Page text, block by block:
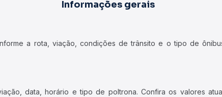
Informações gerais
a rota, viação, condições de trânsito e o tipo de
data, horário e tipo de poltrona. Confira os valores